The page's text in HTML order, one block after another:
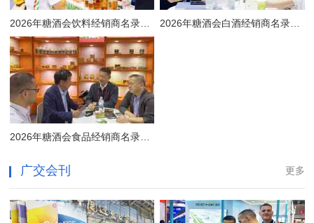
2026年糖酒会饮料经销商名录大全 2026年糖酒会白酒经销商名录大全
2026年糖酒会食品经销商名录大全
更多
广交会刊